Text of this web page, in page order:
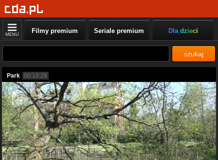
MENU Filmy premium Seriale premium Dla dzieci
szukaj
Park 00:18:28